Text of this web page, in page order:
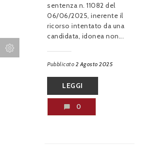
sentenza n. 11082 del
06/06/2025, inerente il
ricorso intentato da una
candidata, idonea non...
Pubblicato 2 Agosto 2025
LEGGI
0